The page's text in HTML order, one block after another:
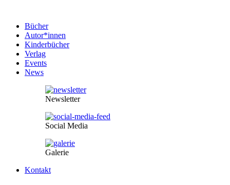
Bücher
Autor*innen
Kinderbücher
Verlag
Events
News
Newsletter
Social Media
Galerie
Kontakt